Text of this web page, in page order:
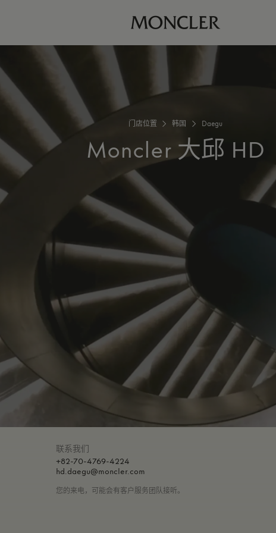
门店位置 韩国 Daegu
Moncler 大邱 HD
联系我们
+82-70-4769-4224
hd.daegu@moncler.com
您的来电，可能会有客户服务团队接听。